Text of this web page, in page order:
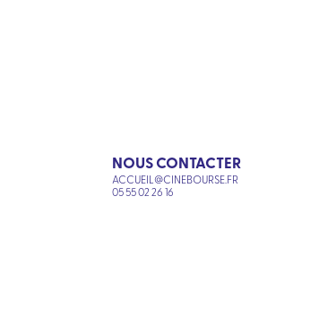
NOUS CONTACTER
ACCUEIL@CINEBOURSE.FR
05 55 02 26 16